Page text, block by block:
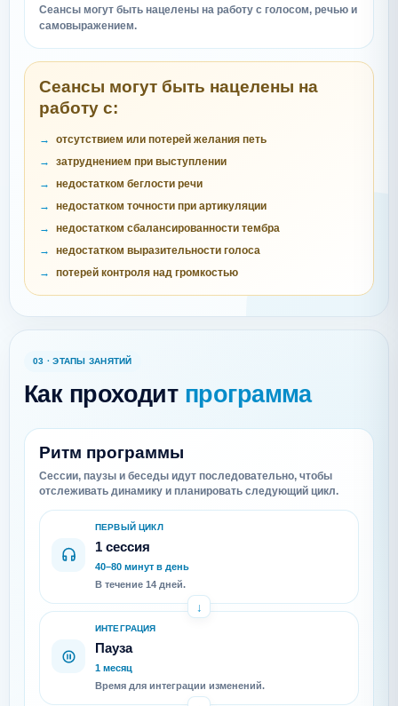
Сеансы могут быть нацелены на работу с голосом, речью и
самовыражением.
Сеансы могут быть нацелены на
работу с:
отсутствием или потерей желания петь
затруднением при выступлении
недостатком беглости речи
недостатком точности при артикуляции
недостатком сбалансированности тембра
недостатком выразительности голоса
потерей контроля над громкостью
03 · ЭТАПЫ ЗАНЯТИЙ
Как проходит программа
Ритм программы
Сессии, паузы и беседы идут последовательно, чтобы
отслеживать динамику и планировать следующий цикл.
ПЕРВЫЙ ЦИКЛ
1 сессия
40–80 минут в день
В течение 14 дней.
ИНТЕГРАЦИЯ
Пауза
1 месяц
Время для интеграции изменений.